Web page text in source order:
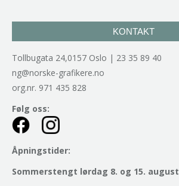
KONTAKT
Tollbugata 24,0157 Oslo | 23 35 89 40
ng@norske-grafikere.no
org.nr. 971 435 828
Følg oss:
Åpningstider:
Sommerstengt lørdag 8. og 15. august